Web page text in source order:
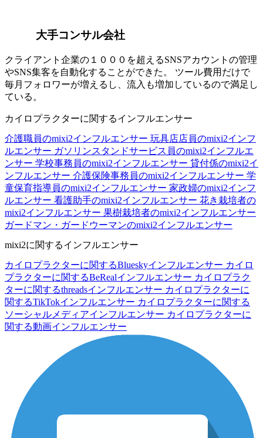
大手コンサル会社
クライアント企業の１０００を超えるSNSアカウントの管理
やSNS集客を自動化することができた。 ツール費用だけで
毎月フォロワーが増えるし、流入も増加しているので満足し
ている。
カイロプラクターに関するインフルエンサー
介護職員のmixi2インフルエンサー 玩具店店員のmixi2インフ
ルエンサー ガソリンスタンドサービス員のmixi2インフルエ
ンサー 学校事務員のmixi2インフルエンサー 貸付係のmixi2イ
ンフルエンサー 介護保険事務員のmixi2インフルエンサー 学
童保育指導員のmixi2インフルエンサー 家政婦のmixi2インフ
ルエンサー 看護助手のmixi2インフルエンサー 花き栽培者の
mixi2インフルエンサー 果樹栽培者のmixi2インフルエンサー
ガードマン・ガードウーマンのmixi2インフルエンサー
mixi2に関するインフルエンサー
カイロプラクターに関するBlueskyインフルエンサー カイロ
プラクターに関するBeRealインフルエンサー カイロプラク
ターに関するthreadsインフルエンサー カイロプラクターに
関するTikTokインフルエンサー カイロプラクターに関する
ソーシャルメディアインフルエンサー カイロプラクターに
関する動画インフルエンサー